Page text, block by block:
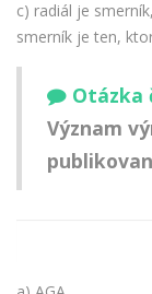
c) radiál je
smerník je ten,
Otázka
Význam